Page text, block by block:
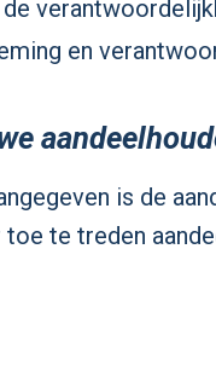
en
is de
toe te treden